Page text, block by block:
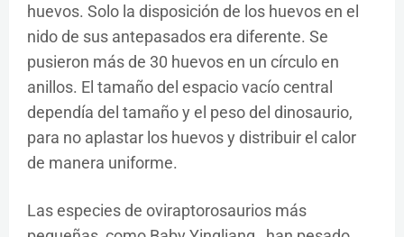
huevos. Solo la disposición de los huevos en el
nido de sus antepasados ​​era diferente. Se
pusieron más de 30 huevos en un círculo en
anillos. El tamaño del espacio vacío central
dependía del tamaño y el peso del dinosaurio,
para no aplastar los huevos y distribuir el calor
de manera uniforme.
Las especies de oviraptorosaurios más